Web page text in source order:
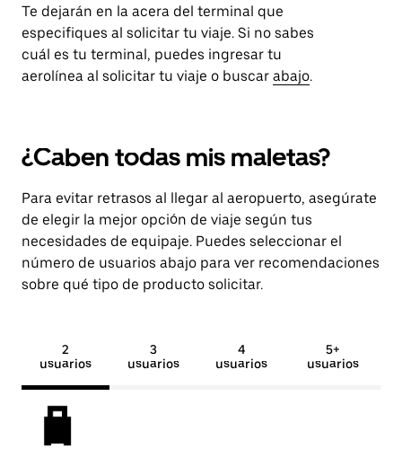
Te dejarán en la acera del terminal que
especifiques al solicitar tu viaje. Si no sabes
cuál es tu terminal, puedes ingresar tu
aerolínea al solicitar tu viaje o buscar abajo.
¿Caben todas mis maletas?
Para evitar retrasos al llegar al aeropuerto, asegúrate
de elegir la mejor opción de viaje según tus
necesidades de equipaje. Puedes seleccionar el
número de usuarios abajo para ver recomendaciones
sobre qué tipo de producto solicitar.
2
usuarios
3
usuarios
4
usuarios
5+
usuarios